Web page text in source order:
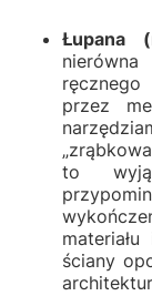
Łupana
przez
to
ściany